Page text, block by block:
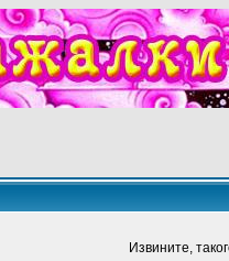
Извините,